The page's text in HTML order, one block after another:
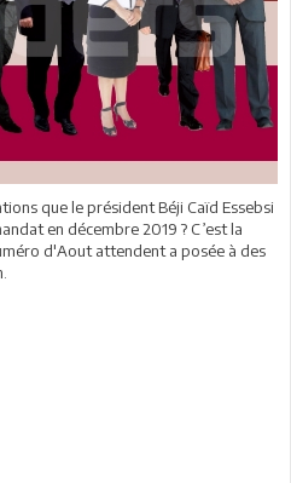
que le président Béji Caïd Essebsi
en décembre 2019 ? C’est la
d'Aout attendent a posée à des